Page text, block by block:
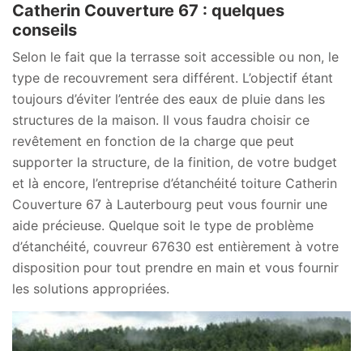
Catherin Couverture 67 : quelques
conseils
Selon le fait que la terrasse soit accessible ou non, le
type de recouvrement sera différent. L’objectif étant
toujours d’éviter l’entrée des eaux de pluie dans les
structures de la maison. Il vous faudra choisir ce
revêtement en fonction de la charge que peut
supporter la structure, de la finition, de votre budget
et là encore, l’entreprise d’étanchéité toiture Catherin
Couverture 67 à Lauterbourg peut vous fournir une
aide précieuse. Quelque soit le type de problème
d’étanchéité, couvreur 67630 est entièrement à votre
disposition pour tout prendre en main et vous fournir
les solutions appropriées.